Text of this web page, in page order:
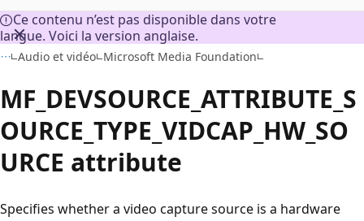
Ce contenu n’est pas disponible dans votre
langue. Voici la version anglaise.
Audio et vidéo Microsoft Media Foundation
MF_DEVSOURCE_ATTRIBUTE_S
OURCE_TYPE_VIDCAP_HW_SO
URCE attribute
Specifies whether a video capture source is a hardware